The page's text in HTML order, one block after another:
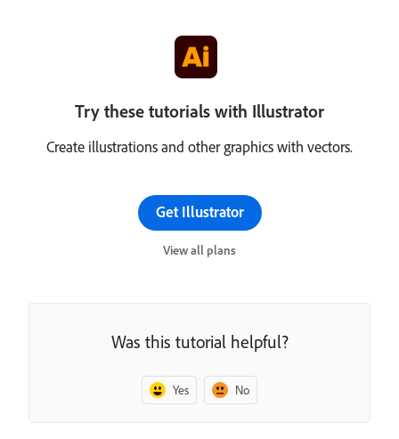
Try these tutorials with Illustrator
Create illustrations and other graphics with vectors.
Get Illustrator
View all plans
Was this tutorial helpful?
Yes No